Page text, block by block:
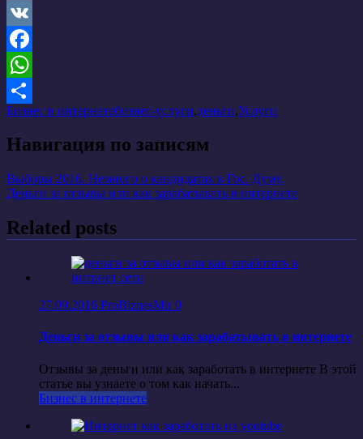
VK
Facebook
WhatsApp
Отправить
Бизнес в интернетебизнес-услуги,деньги,Услуги
Навигация по записям
Выборы 2016. Немного о кандидатах в Гос. Думу.
Деньги за отзывы или как зарабатывать в интернете
Related posts
27.09.2016 ProBiznesMir0
Деньги за отзывы или как зарабатывать в интернете
Отзывы за деньги или как заработать в интернете В этой
статье вы узнаете о том как начать...
Бизнес в интернете